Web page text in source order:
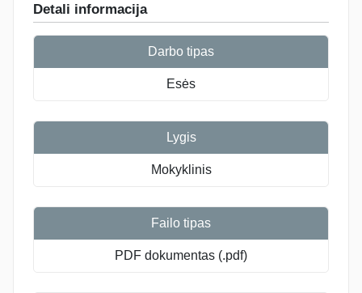
Detali informacija
Darbo tipas
Esės
Lygis
Mokyklinis
Failo tipas
PDF dokumentas (.pdf)